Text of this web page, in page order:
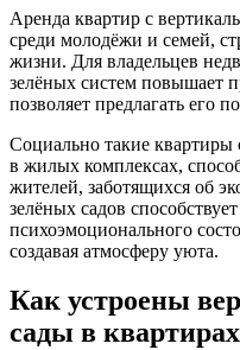
Аренда квартир с
среди молодёжи и семей,
жизни. Для владельцев
зелёных систем повышает
позволяет предлагать его
Социально такие квартиры
в жилых комплексах,
жителей, заботящихся об
зелёных садов
психоэмоционального
создавая атмосферу уюта.
Как устроены
сады в квартирах